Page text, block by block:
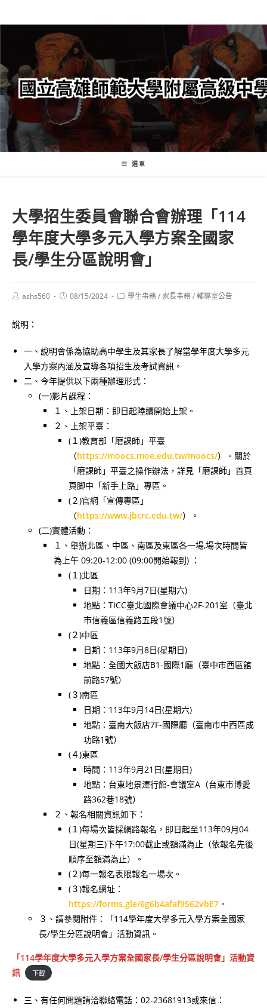
轉
要
內
容
選單
大學招生委員會聯合會辦理「114
學年度大學多元入學方案全國家
長/學生分區說明會」
Postashs560
Post08/15/2024
Post學生事務/ 家長事務/輔導室公告
說明：
一、說明會係為協助高中學生及其家長了解當學年度大學多元
入學方案內涵及宣導各項招生及考試資訊。
二、今年提供以下兩種辦理形式：
(一)影片課程：
１、上架日期：即日起陸續開始上架。
２、上架平臺：
(１)教育部「磨課師」平臺
（https://moocs.moe.edu.tw/moocs/）。關於
「磨課師」平臺之操作辦法，詳見「磨課師」首頁
頁脚中「新手上路」專區。
(２)官網「宣傳專區」
（https://www.jbcrc.edu.tw/）。
(二)實體活動：
１、舉辦北區、中區、南區及東區各一場,場次時間皆
為上午 09:20-12:00 (09:00開始報到) ：
(１)北區
日期：113年9月7日(星期六)
地點：TICC臺北國際會議中心2F-201室（臺北
市信義區信義路五段1號）
(２)中區
日期：113年9月8日(星期日)
地點：全國大飯店B1-國際1廳（臺中市西區館
前路57號）
(３)南區
日期：113年9月14日(星期六)
地點：臺南大飯店7F-國際廳（臺南市中西區成
功路1號）
(４)東區
時間：113年9月21日(星期日)
地點：台東地景澤行館-會議室A（台東市博愛
路362巷18號）
２、報名相關資訊如下：
(１)每場次皆採網路報名，即日起至113年09月04
日(星期三)下午17:00截止或額滿為止（依報名先後
順序至額滿為止）。
(２)每一報名表限報名一場次。
(３)報名網址：
https://forms.gle/6g6b4afaf9S62vbE7 。
３、請參閱附件：「114學年度大學多元入學方案全國家
長/學生分區說明會」活動資訊。
「114學年度大學多元入學方案全國家長/學生分區說明會」活動資
訊
下載
三、有任何問題請洽聯絡電話：02-23681913或來信：